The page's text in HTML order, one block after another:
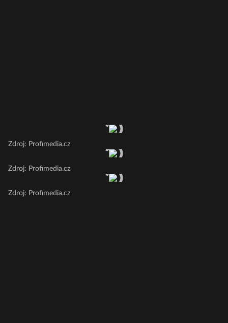
Zdroj: Profimedia.cz
Zdroj: Profimedia.cz
Zdroj: Profimedia.cz